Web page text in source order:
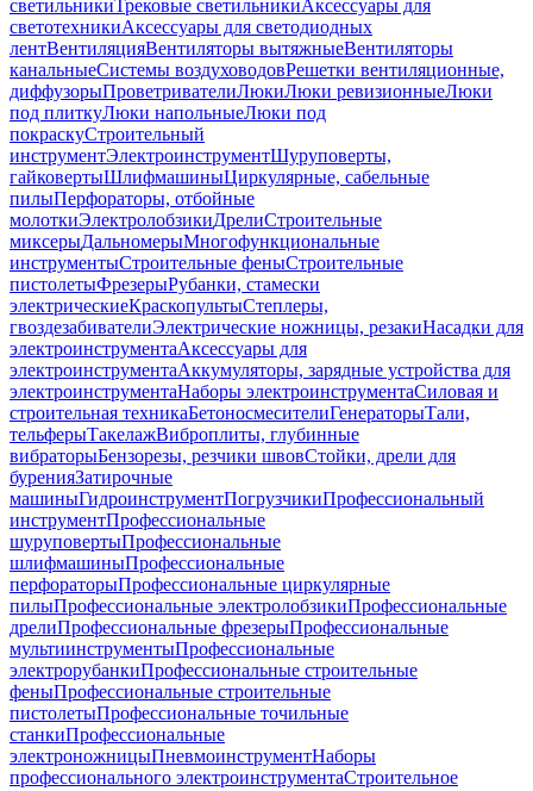
светильникиТрековые светильникиАксессуары для
светотехникиАксессуары для светодиодных
лентВентиляцияВентиляторы вытяжныеВентиляторы
канальныеСистемы воздуховодовРешетки вентиляционные,
диффузорыПроветривателиЛюкиЛюки ревизионныеЛюки
под плиткуЛюки напольныеЛюки под
покраскуСтроительный
инструментЭлектроинструментШуруповерты,
гайковертыШлифмашиныЦиркулярные, сабельные
пилыПерфораторы, отбойные
молоткиЭлектролобзикиДрелиСтроительные
миксерыДальномерыМногофункциональные
инструментыСтроительные феныСтроительные
пистолетыФрезерыРубанки, стамески
электрическиеКраскопультыСтеплеры,
гвоздезабивателиЭлектрические ножницы, резакиНасадки для
электроинструментаАксессуары для
электроинструментаАккумуляторы, зарядные устройства для
электроинструментаНаборы электроинструментаСиловая и
строительная техникаБетоносмесителиГенераторыТали,
тельферыТакелажВиброплиты, глубинные
вибраторыБензорезы, резчики швовСтойки, дрели для
буренияЗатирочные
машиныГидроинструментПогрузчикиПрофессиональный
инструментПрофессиональные
шуруповертыПрофессиональные
шлифмашиныПрофессиональные
перфораторыПрофессиональные циркулярные
пилыПрофессиональные электролобзикиПрофессиональные
дрелиПрофессиональные фрезерыПрофессиональные
мультиинструментыПрофессиональные
электрорубанкиПрофессиональные строительные
феныПрофессиональные строительные
пистолетыПрофессиональные точильные
станкиПрофессиональные
электроножницыПневмоинструментНаборы
профессионального электроинструментаСтроительное